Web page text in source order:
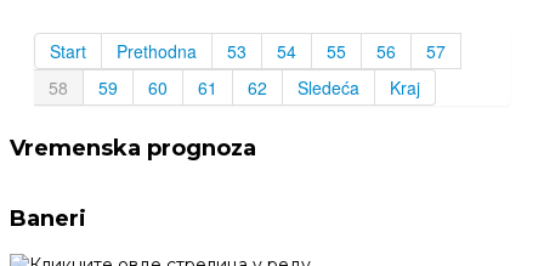
Start Prethodna 53 54 55 56
57
58
59 60 61 62 Sledeća Kraj
Vremenska prognoza
Baneri